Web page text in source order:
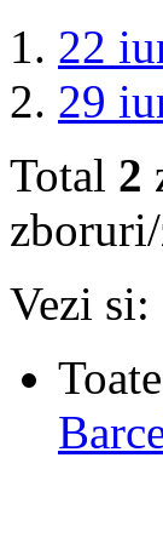
22
29
Total 2
Vezi si: